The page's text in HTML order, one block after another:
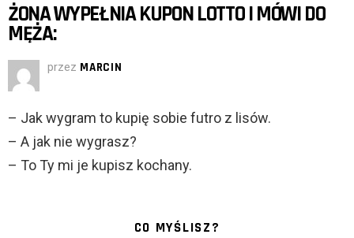
ŻONA WYPEŁNIA KUPON LOTTO I MÓWI DO
MĘŻA:
przez MARCIN
– Jak wygram to kupię sobie futro z lisów.
– A jak nie wygrasz?
– To Ty mi je kupisz kochany.
CO MYŚLISZ?